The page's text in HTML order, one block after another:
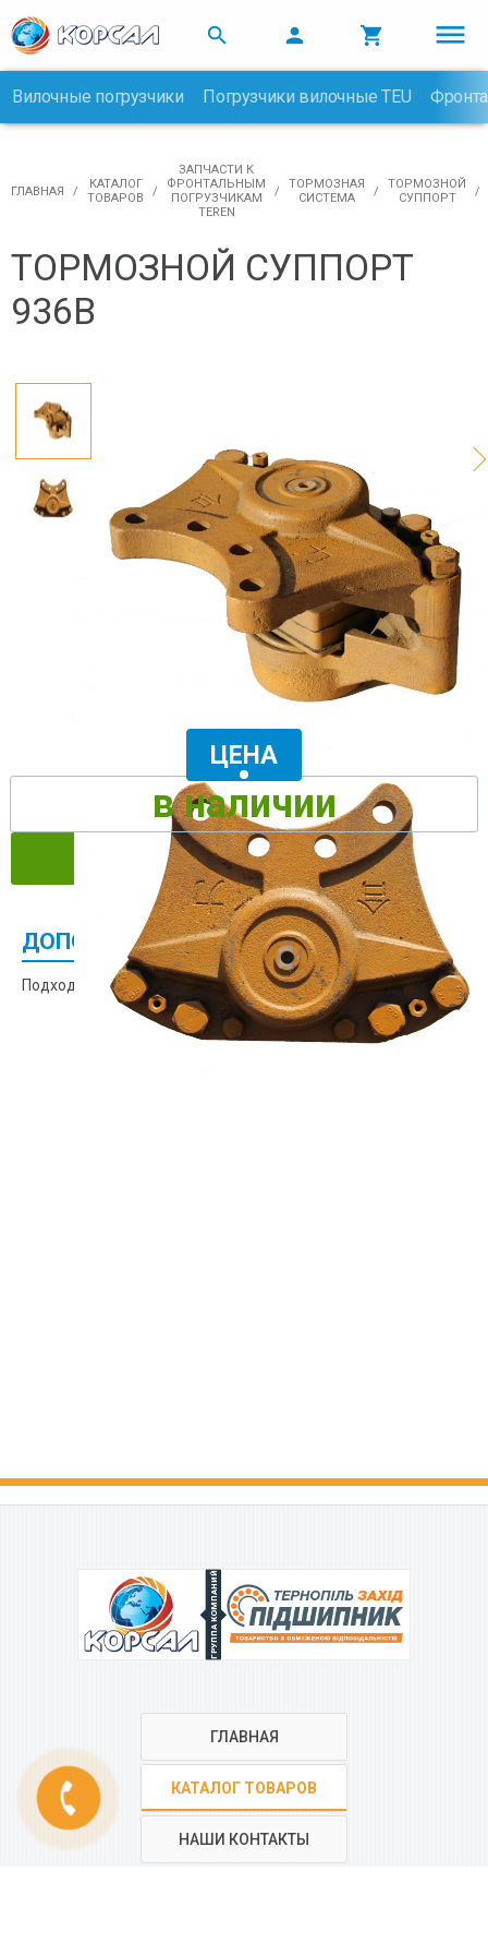
phone
  
Вилочные погрузчики Погрузчики вилочные TEU
ГЛАВНАЯ
КАТАЛОГ
ТОВАРОВ
ЗАПЧАСТИ К
ФРОНТАЛЬНЫМ
ПОГРУЗЧИКАМ
TEREN
ТОРМОЗНАЯ
СИСТЕМА
ТОРМОЗНОЙ
СУППОРТ
ТОРМОЗНОЙ СУППОРТ
936В
в наличии
ЦЕНА
ЗАКАЗАТЬ
ДОПОЛНИТЕЛЬНАЯ ИНФОРМАЦИЯ
Подходит для моделей TEREN:936В.
ГРУППА КОМПАНИЙ
ГЛАВНАЯ
КАТАЛОГ ТОВАРОВ
НАШИ КОНТАКТЫ